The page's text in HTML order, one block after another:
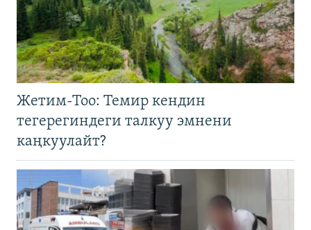
Жетим-Тоо: Темир кендин
тегерегиндеги талкуу эмнени
каңкуулайт?